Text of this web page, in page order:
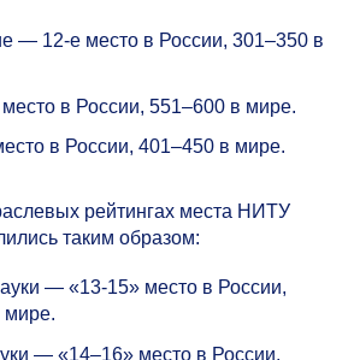
— 12-е место в России,301–350 в
место в России,551–600 в мире.
в России,401–450 в мире.
рейтингах места НИТУ
таким образом:
—«13-15» место в России,
мире.
—«14–16» место в России,